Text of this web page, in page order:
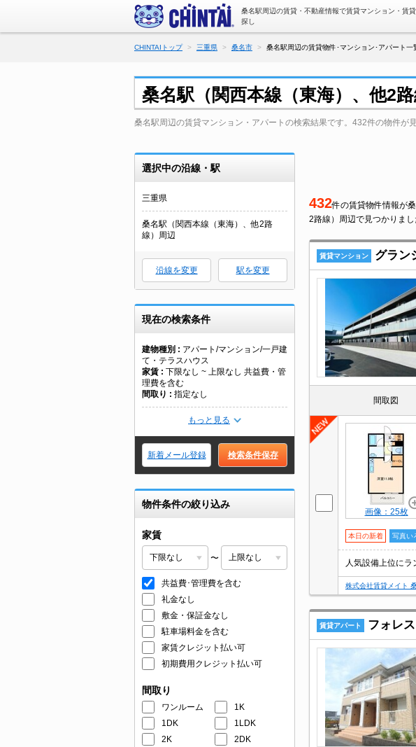
桑名駅周辺の賃貸・不動産情報で賃貸マンション・賃
探し
CHINTAIトップ 三重県 桑名市 桑名駅周辺の賃貸物件･マンション･アパート一
桑名駅（関西本線（東海）、他2
桑名駅周辺の賃貸マンション・アパートの検索結果です。432件の物件が
選択中の沿線・駅
三重県
桑名駅（関西本線（東海）、他2路
線）周辺
沿線を変更 駅を変更
現在の検索条件
建物種別
アパート/マンション/一戸建
て・テラスハウス
家賃
下限なし ~ 上限なし 共益費・管
理費を含む
間取り
指定なし
もっと見る
新着メール登録 検索条件保存
物件条件の絞り込み
家賃
〜
共益費･管理費を含む
礼金なし
敷金・保証金なし
駐車場料金を含む
家賃クレジット払い可
初期費用クレジット払い可
間取り
ワンルーム
1K
1DK
1LDK
2K
2DK
432件の賃貸物件情報が
2路線）周辺で見つかりまし
賃貸マンション グラン
間取図
画像：25枚
本日の新着 写真い
株式会社賃貸メイト
賃貸アパート フォレ